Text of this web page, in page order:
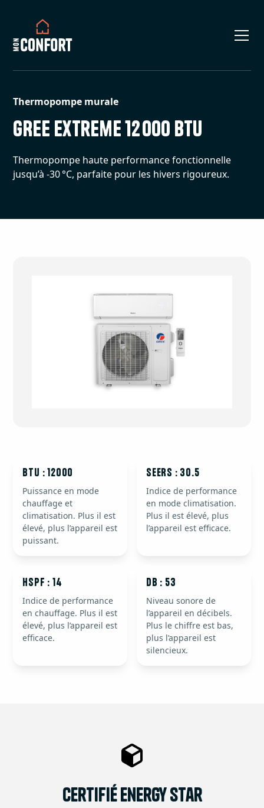
Thermopompe murale
GREE Extreme 12 000 BTU
Thermopompe haute performance fonctionnelle
jusqu’à -30 °C, parfaite pour les hivers rigoureux.
BTU : 12000
Puissance en mode
chauffage et
climatisation. Plus il est
élevé, plus l’appareil est
puissant.
SEERS : 30.5
Indice de performance
en mode climatisation.
Plus il est élevé, plus
l’appareil est efficace.
HSPF : 14
Indice de performance
en chauffage. Plus il est
élevé, plus l’appareil est
efficace.
dB : 53
Niveau sonore de
l’appareil en décibels.
Plus le chiffre est bas,
plus l’appareil est
silencieux.
Certifié Energy Star